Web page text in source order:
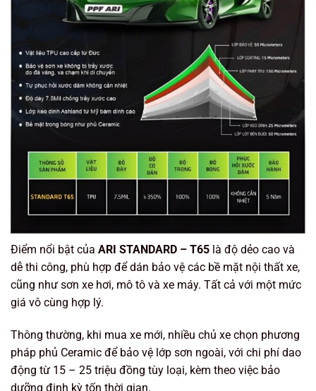
Điểm nổi bật của ARI STANDARD – T65 là độ dẻo cao và
dễ thi công, phù hợp để dán bảo vệ các bề mặt nội thất xe,
cũng như sơn xe hơi, mô tô và xe máy. Tất cả với một mức
giá vô cùng hợp lý.
Thông thường, khi mua xe mới, nhiều chủ xe chọn phương
pháp phủ Ceramic để bảo vệ lớp sơn ngoài, với chi phí dao
động từ 15 – 25 triệu đồng tùy loại, kèm theo việc bảo
dưỡng định kỳ tốn thời gian.